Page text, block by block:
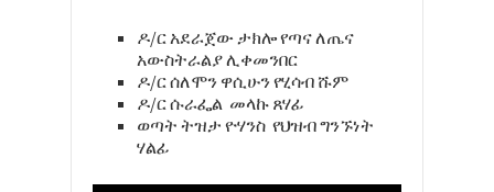
ዶ/ር አደራጀው ታክሎ የጣና ለጤና
አውስትራልያ ሊቀመንበር
ዶ/ር ሰለሞን ዋሲሁን የሂሳብ ሹም
ዶ/ር ሱራፌል መላኩ ጸሃፊ
ወጣት ትዝታ ዮሃንስ የህዝብ ግንኙነት
ሃልፊ